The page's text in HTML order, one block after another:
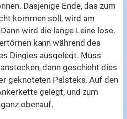
Dasjenige Ende, das zum
kommen soll, wird am
wird die lange Leine lose,
kann während des
Dingies ausgelegt. Muss
dann geschieht dies
geknoteten Palsteks. Auf den
gelegt, und zum
obenauf.